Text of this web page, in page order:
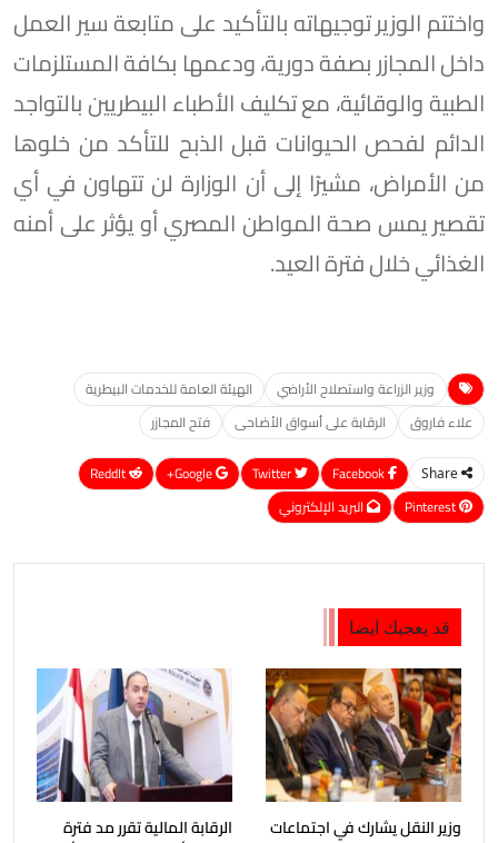
واختتم الوزير توجيهاته بالتأكيد على متابعة سير العمل
داخل المجازر بصفة دورية، ودعمها بكافة المستلزمات
الطبية والوقائية، مع تكليف الأطباء البيطريين بالتواجد
الدائم لفحص الحيوانات قبل الذبح للتأكد من خلوها
من الأمراض، مشيرًا إلى أن الوزارة لن تتهاون في أي
تقصير يمس صحة المواطن المصري أو يؤثر على أمنه
الغذائي خلال فترة العيد.
وزير الزراعة واستصلاح الأراضي
الهيئة العامة للخدمات البيطرية
علاء فاروق
الرقابة على أسواق الأضاحى فتح المجازر
Share
Google+
ReddIt
Pinterest
البريد الإلكتروني
قد يعجبك ايضا
وزير النقل يشارك في اجتماعات
الرقابة المالية تقرر مد فترة